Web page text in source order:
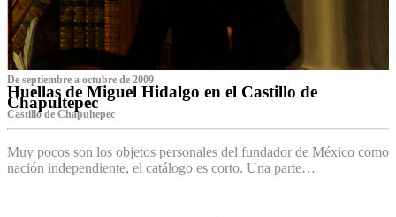
De septiembre a octubre de 2009
Huellas de Miguel Hidalgo en el Castillo de
Chapultepec
Castillo de Chapultepec
Muy pocos son los objetos personales del fundador de México como
nación independiente, el catálogo es corto. Una parte…